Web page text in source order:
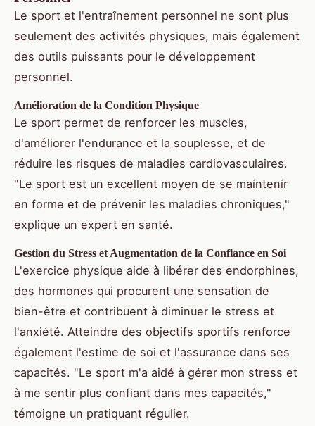
Le sport et l'entraînement personnel ne sont plus
seulement des activités physiques, mais également
des outils puissants pour le développement
personnel.
Amélioration de la Condition Physique
Le sport permet de renforcer les muscles,
d'améliorer l'endurance et la souplesse, et de
réduire les risques de maladies cardiovasculaires.
"Le sport est un excellent moyen de se maintenir
en forme et de prévenir les maladies chroniques,"
explique un expert en santé.
Gestion du Stress et Augmentation de la Confiance en Soi
L'exercice physique aide à libérer des endorphines,
des hormones qui procurent une sensation de
bien-être et contribuent à diminuer le stress et
l'anxiété. Atteindre des objectifs sportifs renforce
également l'estime de soi et l'assurance dans ses
capacités. "Le sport m'a aidé à gérer mon stress et
à me sentir plus confiant dans mes capacités,"
témoigne un pratiquant régulier.